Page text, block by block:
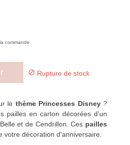
commande.
 Rupture de stock
le thème Princesses Disney?
pailles en carton décorées d'un
et de Cendrillon. Ces pailles
décoration d'anniversaire.